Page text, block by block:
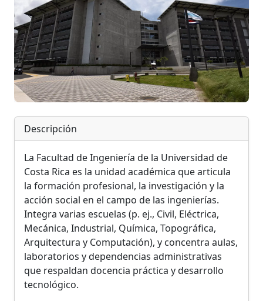
Descripción
La Facultad de Ingeniería de la Universidad de
Costa Rica es la unidad académica que articula
la formación profesional, la investigación y la
acción social en el campo de las ingenierías.
Integra varias escuelas (p. ej., Civil, Eléctrica,
Mecánica, Industrial, Química, Topográfica,
Arquitectura y Computación), y concentra aulas,
laboratorios y dependencias administrativas
que respaldan docencia práctica y desarrollo
tecnológico.